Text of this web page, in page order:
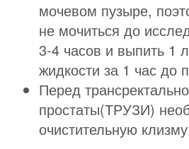
мочевом пузыре,
не мочиться до
3-4 часов и выпить 1
жидкости за 1 час до
Перед
простаты(ТРУЗИ)
очистительную